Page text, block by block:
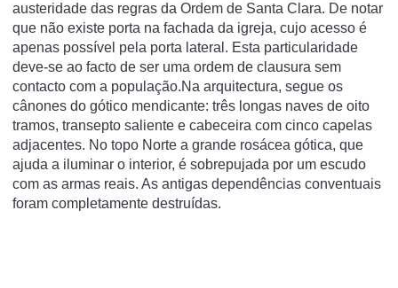
austeridade das regras da Ordem de Santa Clara. De notar
que não existe porta na fachada da igreja, cujo acesso é
apenas possível pela porta lateral. Esta particularidade
deve-se ao facto de ser uma ordem de clausura sem
contacto com a população.Na arquitectura, segue os
cânones do gótico mendicante: três longas naves de oito
tramos, transepto saliente e cabeceira com cinco capelas
adjacentes. No topo Norte a grande rosácea gótica, que
ajuda a iluminar o interior, é sobrepujada por um escudo
com as armas reais. As antigas dependências conventuais
foram completamente destruídas.